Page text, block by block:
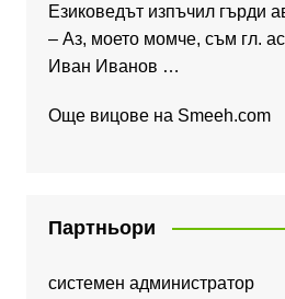
Езиковедът изпъчил гърди
– Аз, моето момче, съм гл.
Иван Иванов …
Още вицове на Smeeh.com
Партньори
системен администратор